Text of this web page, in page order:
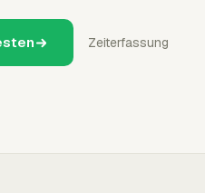
Zeiterfassung